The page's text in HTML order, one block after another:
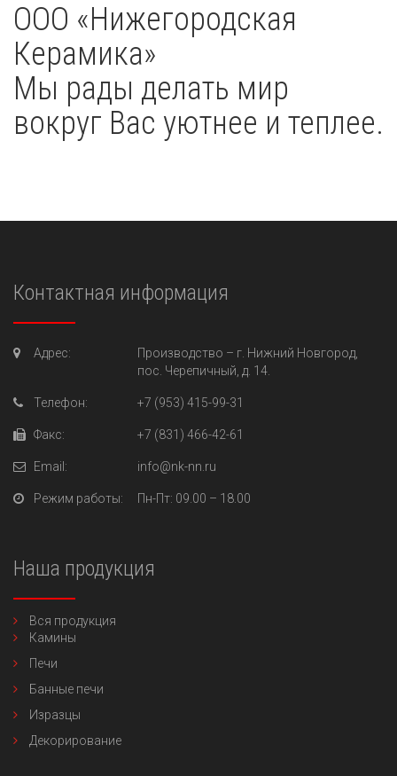
OOO «Нижегородская
Керамика»
Мы рады делать мир
вокруг Вас уютнее и теплее.
Контактная информация
Адрес: Производство – г. Нижний Новгород,
пос. Черепичный, д. 14.
Телефон: +7 (953) 415-99-31
Факс: +7 (831) 466-42-61
Email: info@nk-nn.ru
Режим работы: Пн-Пт: 09.00 – 18.00
Наша продукция
Вся продукция
Камины
Печи
Банные печи
Изразцы
Декорирование